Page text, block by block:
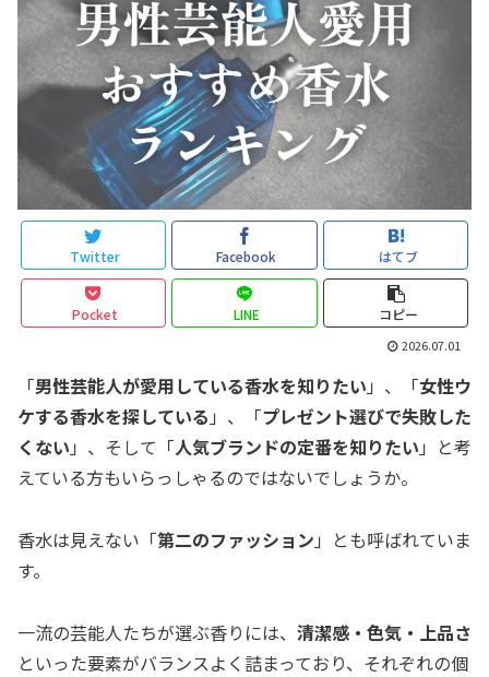
Twitter Facebook はてブ
Pocket LINE コピー
2026.07.01
「男性芸能人が愛用している香水を知りたい 」、「女性ウ
ケする香水を探している 」、「プレゼント選びで失敗した
くない 」、そして「人気ブランドの定番を知りたい 」と考
えている方もいらっしゃるのではないでしょうか。
香水は見えない「第二のファッション 」とも呼ばれていま
す。
一流の芸能人たちが選ぶ香りには、 清潔感・色気・上品さ
といった要素がバランスよく詰まっており、それぞれの個